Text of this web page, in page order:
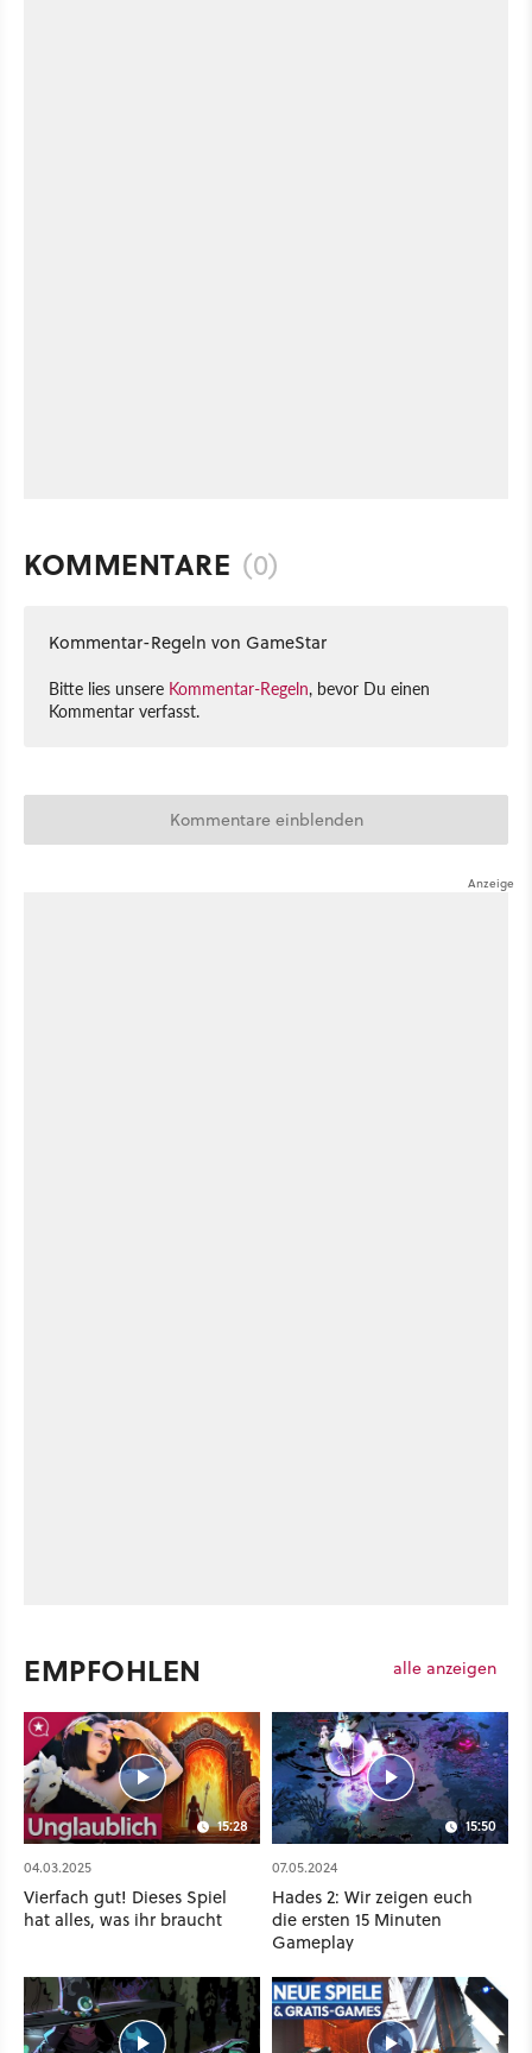
KOMMENTARE (0)
Kommentar-Regeln von GameStar
Bitte lies unsere Kommentar-Regeln, bevor Du einen
Kommentar verfasst.
Kommentare einblenden
EMPFOHLEN alle anzeigen
15:28
04.03.2025
Vierfach gut! Dieses Spiel
hat alles, was ihr braucht
15:50
07.05.2024
Hades 2: Wir zeigen euch
die ersten 15 Minuten
Gameplay